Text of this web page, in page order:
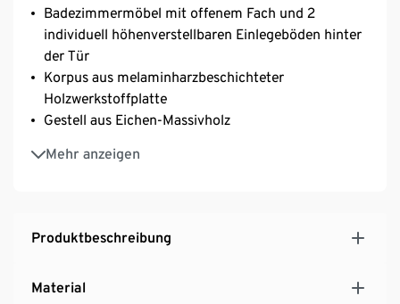
Badezimmermöbel mit offenem Fach und 2
individuell höhenverstellbaren Einlegeböden hinter
der Tür
Korpus aus melaminharzbeschichteter
Holzwerkstoffplatte
Gestell aus Eichen-Massivholz
Mehr anzeigen
Inkl. Bodenschonern
Produktbeschreibung
Material